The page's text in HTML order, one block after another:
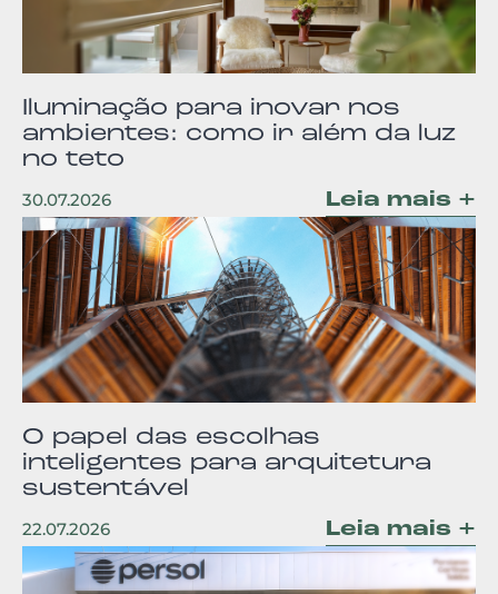
Iluminação para inovar nos
ambientes: como ir além da luz
no teto
30.07.2026 Leia mais +
O papel das escolhas
inteligentes para arquitetura
sustentável
22.07.2026 Leia mais +